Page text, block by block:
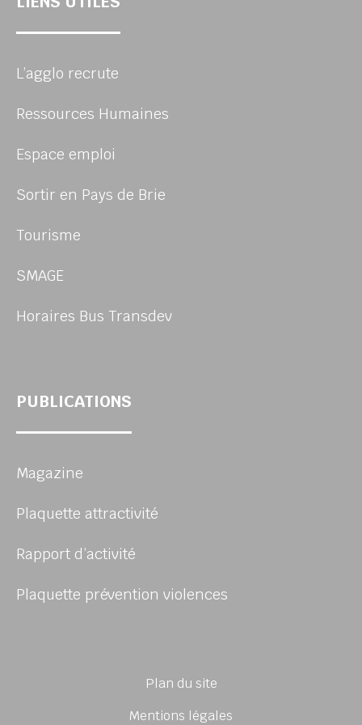
L’agglo recrute
Ressources Humaines
Espace emploi
Sortir en Pays de Brie
Tourisme
SMAGE
Horaires Bus Transdev
PUBLICATIONS
Magazine
Plaquette attractivité
Rapport d’activité
Plaquette prévention violences
Plan du site
Mentions légales